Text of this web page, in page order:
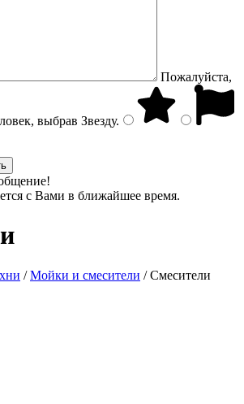
Пожалуйста,
выбрав Звезду.
с Вами в ближайшее время.
/Мойки и смесители /Смесители